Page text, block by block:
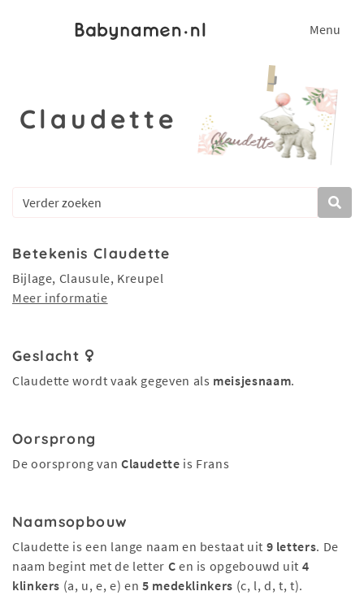
Menu
Claudette
Betekenis Claudette
Bijlage, Clausule, Kreupel
Meer informatie
Geslacht
Claudette wordt vaak gegeven als meisjesnaam.
Oorsprong
De oorsprong van Claudette is Frans
Naamsopbouw
Claudette is een lange naam en bestaat uit 9 letters. De
naam begint met de letter C en is opgebouwd uit 4
klinkers (a, u, e, e) en5 medeklinkers (c, l, d, t, t).